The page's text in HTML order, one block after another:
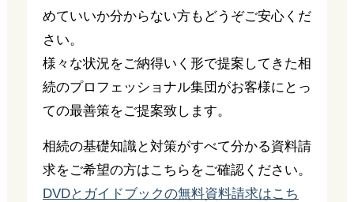
めていいか分からない方もどうぞご安心くだ
さい。
様々な状況をご納得いく形で提案してきた相
続のプロフェッショナル集団がお客様にとっ
ての最善策をご提案致します。
相続の基礎知識と対策がすべて分かる資料請
求をご希望の方はこちらをご確認ください。
DVDとガイドブックの無料資料請求はこち